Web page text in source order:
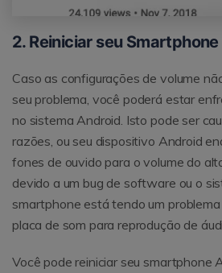
2. Reiniciar seu Smartphone
Caso as configurações de volume
seu problema, você poderá estar
no sistema Android. Isto pode ser
razões, ou seu dispositivo Android
fones de ouvido para o volume do
devido a um bug de software ou o
smartphone está tendo um
placa de som para reprodução de
Você pode reiniciar seu smartphone